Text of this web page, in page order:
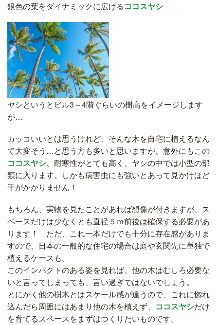
銀色の葉をダイナミックに広げるココスヤシ
ヤシというとビル3～4階ぐらいの樹高をイメージします
が…
カッコいいとは思うけれど、そんな木を自宅に植えるなん
て大変そう…と思う方も多いと思いますが、意外にもこの
ココスヤシ、耐寒性がとても高く、ヤシの中では小型の部
類に入ります。しかも病害虫にも強いとあって見かけほど
手がかかりません！
もちろん、実物を見たことがあれば想像が付きますが、ス
ペースだけは少なくとも直径５ｍ前後は確保する必要があ
ります！ ただ、これ一本だけでも十分に存在感がありま
すので、日本の一般的な住宅の場合は庭や玄関先に単独で
植えるケースも。
このインパクトのある姿を見れば、他の木はむしろ必要な
いと言ってしまっても、言い過ぎではないでしょう。
とにかく他の樹木とはスケール感が違うので、これに惚れ
込んだら周囲にはあまり他の木を植えず、 ココスヤシだけ
を育てるスペースをまずはつくりたいものです。